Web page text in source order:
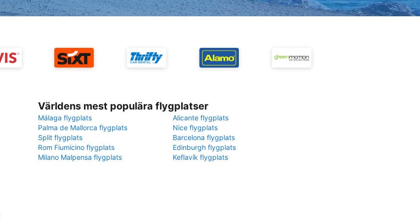
Världens mest populära flygplatser
Málaga flygplats
Alicante flygplats
Palma de Mallorca flygplats
Nice flygplats
Split flygplats
Barcelona flygplats
Rom Fiumicino flygplats
Edinburgh flygplats
Milano Malpensa flygplats
Keflavík flygplats